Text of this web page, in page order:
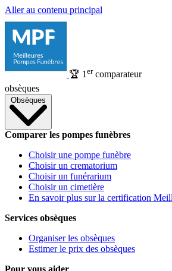
Aller au contenu principal
🏆 1 ercomparateur
obsèques
Obsèques
Comparer les pompes funèbres
Choisir une pompe funèbre
Choisir un crematorium
Choisir un funérarium
Choisir un cimetière
En savoir plus sur la certification
Services obsèques
Organiser les obsèques
Estimer le prix des obsèques
Pour vous aider